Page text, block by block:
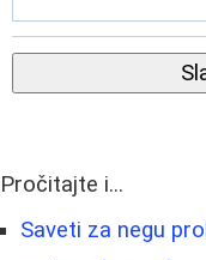
Pročitajte i...
Saveti za negu